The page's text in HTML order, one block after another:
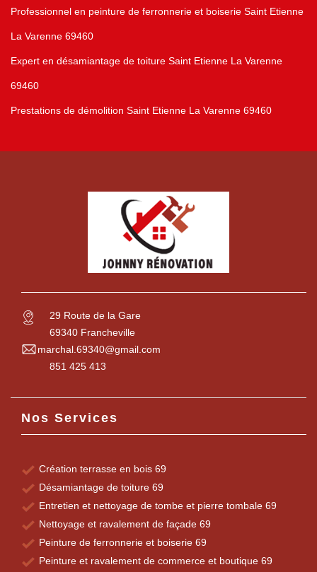
Professionnel en peinture de ferronnerie et boiserie Saint Etienne
La Varenne 69460
Expert en désamiantage de toiture Saint Etienne La Varenne
69460
Prestations de démolition Saint Etienne La Varenne 69460
29 Route de la Gare
69340 Francheville
marchal.69340@gmail.com
851 425 413
Nos Services
Création terrasse en bois 69
Désamiantage de toiture 69
Entretien et nettoyage de tombe et pierre tombale 69
Nettoyage et ravalement de façade 69
Peinture de ferronnerie et boiserie 69
Peinture et ravalement de commerce et boutique 69